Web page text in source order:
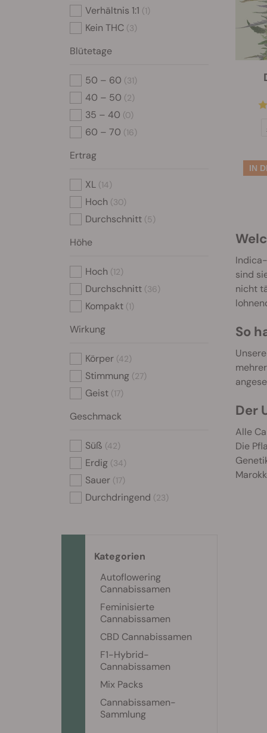
sind
nicht
So
Der
Alle
Die
Verhältnis 1:1 (1)
Kein THC (3)
Blütetage
50 – 60 (31)
40 – 50 (2)
35 – 40 (0)
60 – 70 (16)
Ertrag
XL (14)
Hoch (30)
Durchschnitt (5)
Höhe
Hoch (12)
Durchschnitt (36)
Kompakt (1)
Wirkung
Körper (42)
Stimmung (27)
Geist (17)
Geschmack
Süß (42)
Erdig (34)
Sauer (17)
Durchdringend (23)
Kategorien
Autoflowering
Cannabissamen
Feminisierte
Cannabissamen
CBD Cannabissamen
F1-Hybrid-
Cannabissamen
Mix Packs
Cannabissamen-
Sammlung